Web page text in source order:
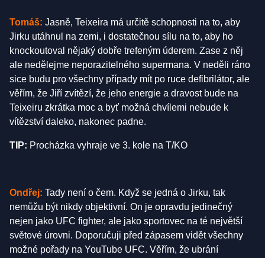
Tomáš: Jasně, Teixeira má určitě schopnosti na to, aby
Jirku utáhnul na zemi, i dostatečnou sílu na to, aby ho
knockoutoval nějaký dobře trefeným úderem. Zase z něj
ale nedělejme neporazitelného supermana. V neděli ráno
sice budu pro všechny případy mít po ruce defibrilátor, ale
věřím, že Jiří zvítězí, že jeho energie a dravost bude na
Teixeiru zkrátka moc a byť možná chvílemi nebude k
vítězství daleko, nakonec padne.
TIP: Procházka vyhraje ve 3. kole na T/KO
Ondřej: Tady není o čem. Když se jedná o Jirku, tak
nemůžu být nikdy objektivní. On je opravdu jedinečný
nejen jako UFC fighter, ale jako sportovec na té největší
světové úrovni. Doporučuji před zápasem vidět všechny
možné pořady na YouTube UFC. Věřím, že ubrání